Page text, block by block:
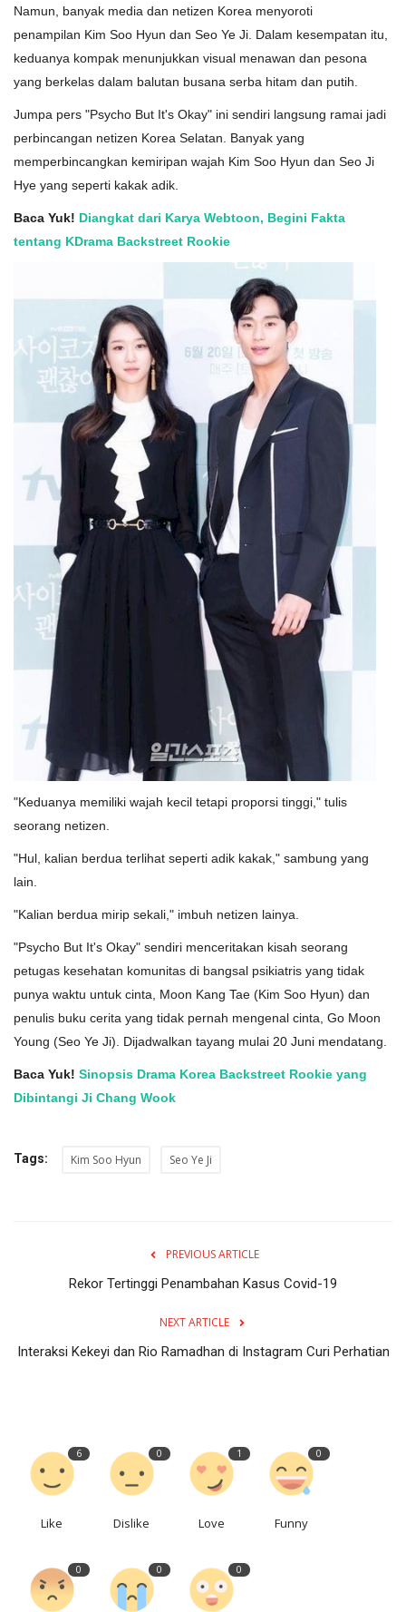
Namun, banyak media dan netizen Korea menyoroti
penampilan Kim Soo Hyun dan Seo Ye Ji. Dalam kesempatan itu,
keduanya kompak menunjukkan visual menawan dan pesona
yang berkelas dalam balutan busana serba hitam dan putih.
Jumpa pers "Psycho But It's Okay" ini sendiri langsung ramai jadi
perbincangan netizen Korea Selatan. Banyak yang
memperbincangkan kemiripan wajah Kim Soo Hyun dan Seo Ji
Hye yang seperti kakak adik.
Baca Yuk! Diangkat dari Karya Webtoon, Begini Fakta
tentang KDrama Backstreet Rookie
"Keduanya memiliki wajah kecil tetapi proporsi tinggi," tulis
seorang netizen.
"Hul, kalian berdua terlihat seperti adik kakak," sambung yang
lain.
"Kalian berdua mirip sekali," imbuh netizen lainya.
"Psycho But It's Okay" sendiri menceritakan kisah seorang
petugas kesehatan komunitas di bangsal psikiatris yang tidak
punya waktu untuk cinta, Moon Kang Tae (Kim Soo Hyun) dan
penulis buku cerita yang tidak pernah mengenal cinta, Go Moon
Young (Seo Ye Ji). Dijadwalkan tayang mulai 20 Juni mendatang.
Baca Yuk! Sinopsis Drama Korea Backstreet Rookie yang
Dibintangi Ji Chang Wook
Tags: Kim Soo Hyun Seo Ye Ji
PREVIOUS ARTICLE
Rekor Tertinggi Penambahan Kasus Covid-19
NEXT ARTICLE
Interaksi Kekeyi dan Rio Ramadhan di Instagram Curi Perhatian
6
Like
0
Dislike
1
Love
0
Funny
0 0 0